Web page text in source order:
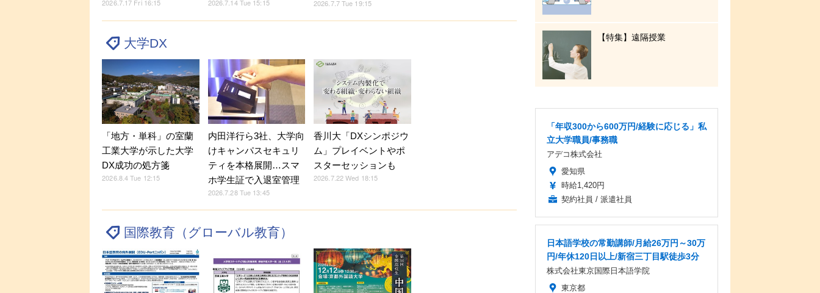
2026.7.17 Fri 16:15 2026.7.14 Tue 15:15 2026.7.7 Tue 19:15
大学DX
「地方・単科」の室蘭
工業大学が示した大学
DX成功の処方箋
2026.8.4 Tue 12:15
内田洋行ら3社、大学向
けキャンパスセキュリ
ティを本格展開…スマ
ホ学生証で入退室管理
2026.7.28 Tue 13:45
香川大「DXシンポジウ
ム」プレイベントやポ
スターセッションも
2026.7.22 Wed 18:15
国際教育（グローバル教育）
【特集】遠隔授業
「年収300から600万円/経験に応じる」私
立大学職員/事務職
アデコ株式会社
愛知県
時給1,420円
契約社員 / 派遣社員
日本語学校の常勤講師/月給26万円～30万
円/年休120日以上/新宿三丁目駅徒歩3分
株式会社東京国際日本語学院
東京都